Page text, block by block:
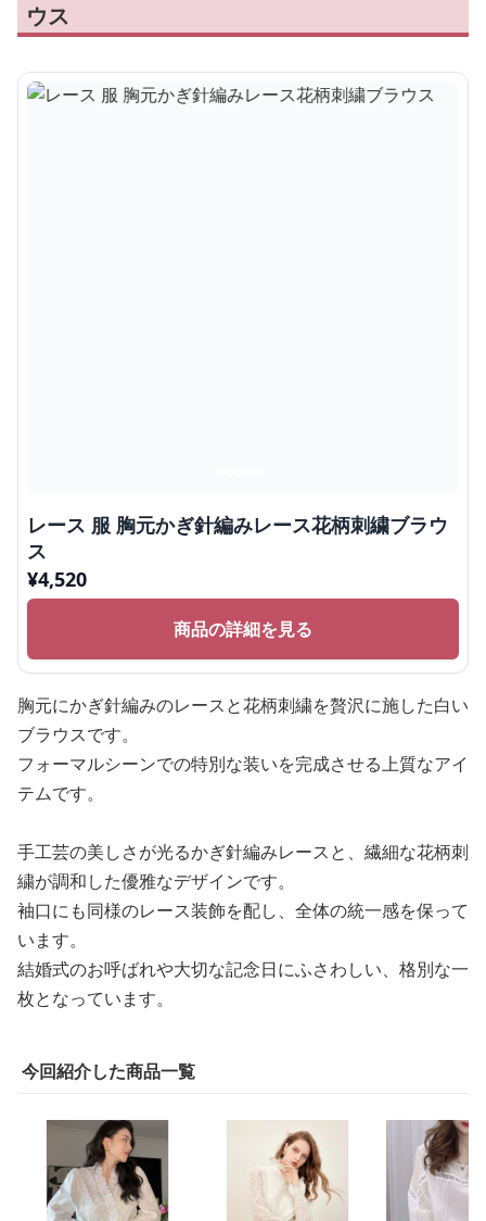
ウス
レース 服 胸元かぎ針編みレース花柄刺繍ブラウ
ス
¥4,520
商品の詳細を見る
胸元にかぎ針編みのレースと花柄刺繍を贅沢に施した白い
ブラウスです。
フォーマルシーンでの特別な装いを完成させる上質なアイ
テムです。
手工芸の美しさが光るかぎ針編みレースと、繊細な花柄刺
繍が調和した優雅なデザインです。
袖口にも同様のレース装飾を配し、全体の統一感を保って
います。
結婚式のお呼ばれや大切な記念日にふさわしい、格別な一
枚となっています。
今回紹介した商品一覧